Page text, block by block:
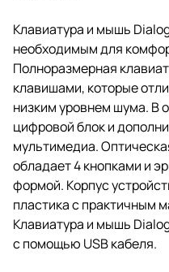
Клавиатура и мышь
необходимым для
Полноразмерная
клавишами, которые
низким уровнем шума. В
цифровой блок и
мультимедиа.
обладает 4 кнопками и
формой. Корпус
пластика с практичным
Клавиатура и мышь
с помощью USB кабеля.